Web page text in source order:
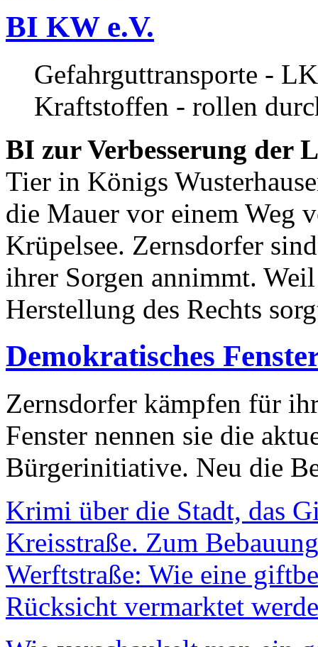
BI KW e.V.
Gefahrguttransporte -
Kraftstoffen - rollen
BI zur Verbesserung der
Tier in Königs
die Mauer vor einem Weg
Krüpelsee. Zernsdorfer
ihrer Sorgen annimmt.
Herstellung des Rechts
Demokratisches
Zernsdorfer kämpfen für
Fenster nennen sie die
Bürgerinitiative. Neu die
Krimi über die Stadt, das
Kreisstraße. Zum
Werftstraße: Wie eine
Rücksicht vermarktet